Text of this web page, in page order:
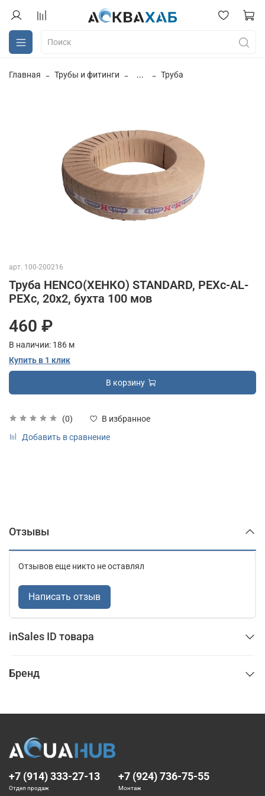
Главная Трубы и фитинги ... Труба
арт. 100-200216
Труба HENCO(ХЕНКО) STANDARD, PEXc-AL-
PEXc, 20х2, бухта 100 мов
(0)
В избранное
Добавить в сравнение
460 ₽
В наличии: 186 м
Купить в 1 клик
В корзину
Отзывы
Отзывов еще никто не оставлял
Написать отзыв
inSales ID товара
Бренд
+7 (914) 333-27-13
Отдел продаж
+7 (924) 736-75-55
Монтаж